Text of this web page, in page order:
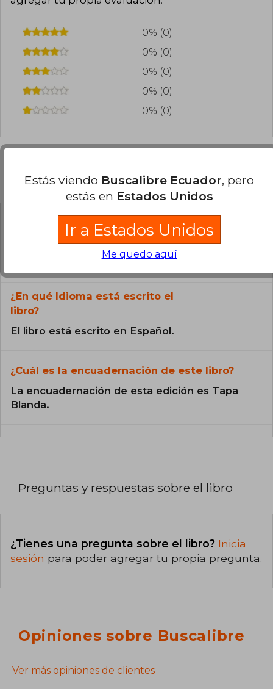
0% (0)
0% (0)
0% (0)
0% (0)
0% (0)
Preguntas frecuentes sobre el libro
¿El libro es original?
Todos los libros de nuestro
catálogo son Originales.
¿En qué Idioma está escrito el
libro?
El libro está escrito en Español.
¿Cuál es la encuadernación de este libro?
La encuadernación de esta edición es Tapa
Blanda.
Preguntas y respuestas sobre el libro
¿Tienes una pregunta sobre el libro? Inicia
sesión para poder agregar tu propia pregunta.
Opiniones sobre Buscalibre
Ver más opiniones de clientes
Estás viendo Buscalibre Ecuador, pero
estás en Estados Unidos
Ir a Estados Unidos
Me quedo aquí